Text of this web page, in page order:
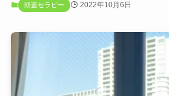
頭蓋セラピー 2022年10月6日